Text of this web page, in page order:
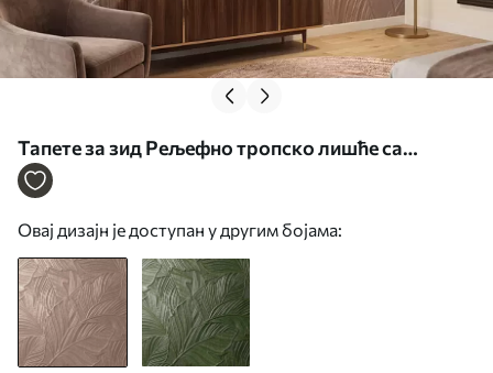
Тапете за зид Рељефно тропско лишће са
нежним рељефом у топлим беж тоновима бр.
Овај дизајн је доступан у другим бојама: